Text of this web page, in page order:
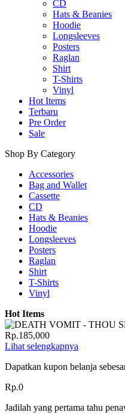
CD
Hats & Beanies
Hoodie
Longsleeves
Posters
Raglan
Shirt
T-Shirts
Vinyl
Hot Items
Terbaru
Pre Order
Sale
Shop By Category
Accessories
Bag and Wallet
Cassette
CD
Hats & Beanies
Hoodie
Longsleeves
Posters
Raglan
Shirt
T-Shirts
Vinyl
Hot Items
Rp.185,000
Lihat selengkapnya
Dapatkan kupon belanja
Rp.0
Jadilah yang pertama tahu